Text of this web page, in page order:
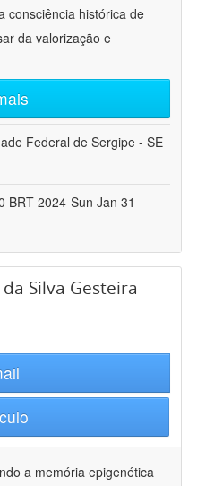
consciência histórica de
da valorização e
Federal de Sergipe - SE
BRT 2024-Sun Jan 31
Silva Gesteira
a memória epigenética